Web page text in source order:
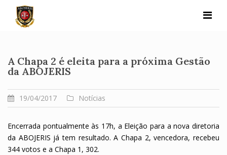
content
A Chapa 2 é eleita para a próxima Gestão
da ABOJERIS
19/04/2017 Notícias
Encerrada pontualmente às 17h, a Eleição para a nova diretoria
da ABOJERIS já tem resultado. A Chapa 2, vencedora, recebeu
344 votos e a Chapa 1, 302.